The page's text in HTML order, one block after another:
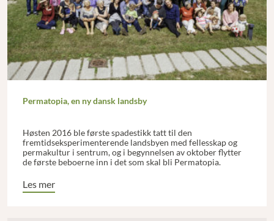
Permatopia, en ny dansk landsby
Høsten 2016 ble første spadestikk tatt til den
fremtidseksperimenterende landsbyen med fellesskap og
permakultur i sentrum, og i begynnelsen av oktober flytter
de første beboerne inn i det som skal bli Permatopia.
Les mer